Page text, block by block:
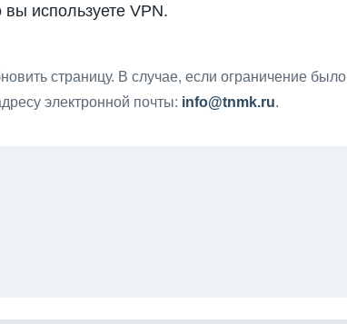
используете VPN.
страницу. В случае, если ограничение было
электронной почты: info@tnmk.ru.